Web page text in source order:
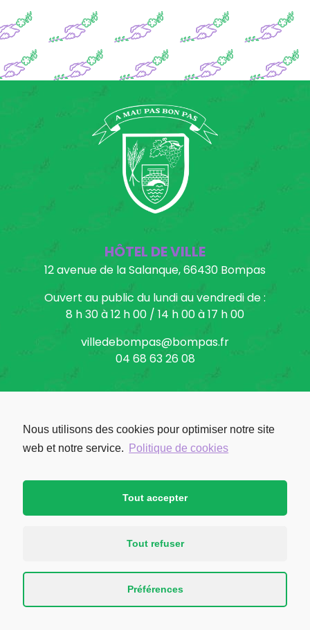
HÔTEL DE VILLE
12 avenue de la Salanque, 66430 Bompas
Ouvert au public du lundi au vendredi de :
8 h 30 à 12 h 00 / 14 h 00 à 17 h 00
villedebompas@bompas.fr
04 68 63 26 08
Facebook: Ville de Bompas
© Bompas 2026 - Réalisé par l'
Mentions légales-Politique de confidentialité
Nous utilisons des cookies pour optimiser notre site
web et notre service.
Politique de cookies
Tout accepter
Tout refuser
Préférences